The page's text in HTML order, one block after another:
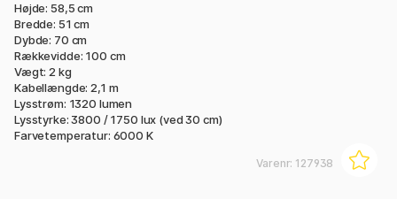
Højde: 58,5 cm
Bredde: 51 cm
Dybde: 70 cm
Rækkevidde: 100 cm
Vægt: 2 kg
Kabellængde: 2,1 m
Lysstrøm: 1320 lumen
Lysstyrke: 3800 / 1750 lux (ved 30 cm)
Farvetemperatur: 6000 K
Varenr: 127938